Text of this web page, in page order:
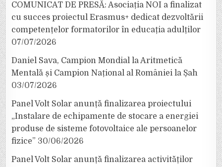
COMUNICAT DE PRESĂ: Asociația NOI a finalizat
cu succes proiectul Erasmus+ dedicat dezvoltării
competențelor formatorilor în educația adulților
07/07/2026
Daniel Sava, Campion Mondial la Aritmetică
Mentală și Campion Național al României la Șah
03/07/2026
Panel Volt Solar anunță finalizarea proiectului
„Instalare de echipamente de stocare a energiei
produse de sisteme fotovoltaice ale persoanelor
fizice” 30/06/2026
Panel Volt Solar anunță finalizarea activităților